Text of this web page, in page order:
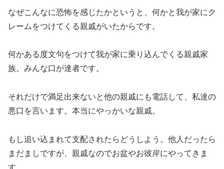
なぜこんなに恐怖を感じたかというと、何かと我が家にク
レームをつけてくる親戚がいたからです。
何かある度文句をつけて我が家に乗り込んでくる親戚家
族。みんな口が達者です。
それだけで満足出来ないと他の親戚にも電話して、私達の
悪口を言います。本当にやっかいな親戚。
もし追い込まれて支配されたらどうしよう。他人だったら
まだましですが、親戚なのでお盆やお彼岸にやってきま
す。